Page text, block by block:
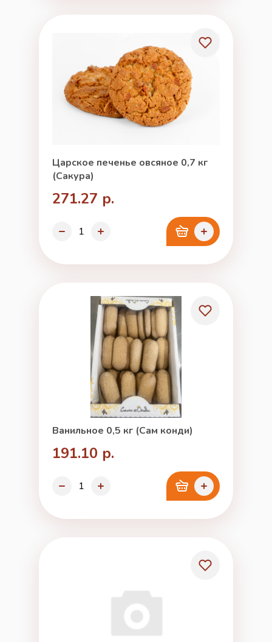
Царское печенье овсяное 0,7 кг
(Сакура)
271.27 р.
Ванильное 0,5 кг (Сам конди)
191.10 р.